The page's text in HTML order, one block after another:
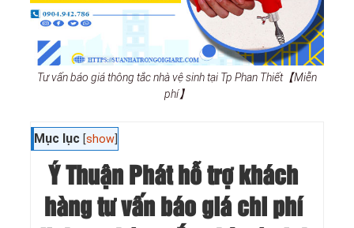
Tư vấn báo giá thông tắc nhà vệ sinh tại Tp Phan Thiết【Miễn
phí】
Mục lục [show
Ý Thuận Phát hỗ trợ khách
hàng tư vấn báo giá chi phí